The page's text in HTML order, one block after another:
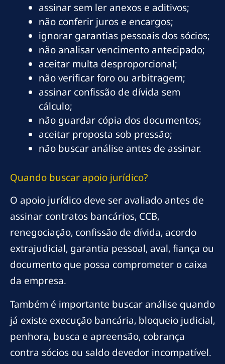
assinar sem ler anexos e aditivos;
não conferir juros e encargos;
ignorar garantias pessoais dos sócios;
não analisar vencimento antecipado;
aceitar multa desproporcional;
não verificar foro ou arbitragem;
assinar confissão de dívida sem
cálculo;
não guardar cópia dos documentos;
aceitar proposta sob pressão;
não buscar análise antes de assinar.
Quando buscar apoio jurídico?
O apoio jurídico deve ser avaliado antes de
assinar contratos bancários, CCB,
renegociação, confissão de dívida, acordo
extrajudicial, garantia pessoal, aval, fiança ou
documento que possa comprometer o caixa
da empresa.
Também é importante buscar análise quando
já existe execução bancária, bloqueio judicial,
penhora, busca e apreensão, cobrança
contra sócios ou saldo devedor incompatível.